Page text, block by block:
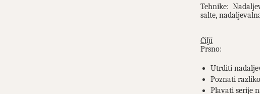
Tehnike:
salte,
Cilji
Prsno:
Utrditi
Poznati
Plavati serije